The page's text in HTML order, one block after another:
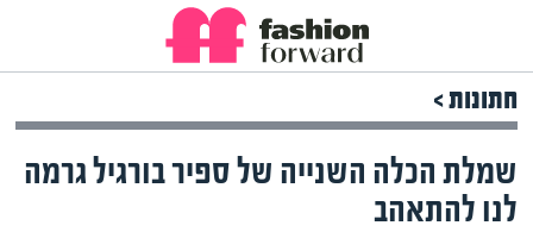
חתונות >
שמלת הכלה השנייה של ספיר בורגיל גרמה
לנו להתאהב